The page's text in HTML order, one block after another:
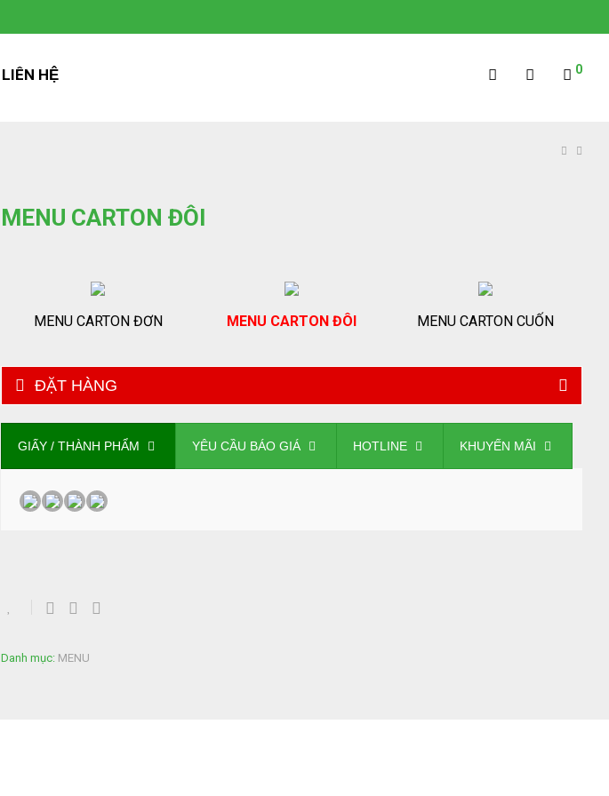
LIÊN HỆ 0
MENU CARTON ĐÔI
MENU CARTON ĐƠN MENU CARTON ĐÔI MENU CARTON CUỐN
ĐẶT HÀNG
GIẤY / THÀNH PHẨM YÊU CẦU BÁO GIÁ HOTLINE KHUYẾN MÃI
Danh mục: MENU